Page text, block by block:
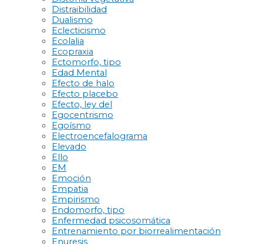
Distraibilidad
Dualismo
Eclecticismo
Ecolalia
Ecopraxia
Ectomorfo, tipo
Edad Mental
Efecto de halo
Efecto placebo
Efecto, ley del
Egocentrismo
Egoísmo
Electroencefalograma
Elevado
Ello
EM
Emoción
Empatia
Empirismo
Endomorfo, tipo
Enfermedad psicosomática
Entrenamiento por biorrealimentación
Enuresis